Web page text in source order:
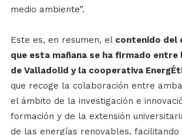
medio ambiente”.
Este es, en resumen, el contenido del
que esta mañana se ha firmado entre
de Valladolid y la cooperativa
que recoge la colaboración entre
el ámbito de la investigación e
formación y de la extensión
de las energías renovables, facilitando